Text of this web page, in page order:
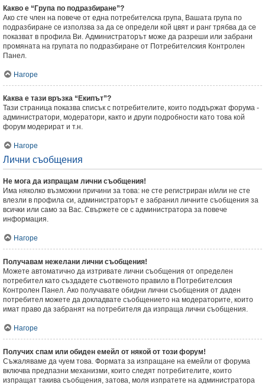
Какво е “Група по подразбиране”?
Ако сте член на повече от една потребителска група, Вашата група по
подразбиране се използва за да се определи кой цвят и ранг трябва да се
показват в профила Ви. Администраторът може да разреши или забрани
промяната на групата по подразбиране от Потребителския Контролен
Панел.
Нагоре
Каква е тази връзка “Екипът”?
Тази страница показва списък с потребителите, които поддържат форума -
администратори, модератори, както и други подробности като това кой
форум модерират и т.н.
Нагоре
Лични съобщения
Не мога да изпращам лични съобщения!
Има няколко възможни причини за това: не сте регистриран и/или не сте
влезли в профила си, администраторът е забранил личните съобщения за
всички или само за Вас. Свържете се с администратора за повече
информация.
Нагоре
Получавам нежелани лични съобщения!
Можете автоматично да изтривате лични съобщения от определен
потребител като създадете съотвеното правило в Потребителския
Контролен Панел. Ако получавате обидни лични съобщения от даден
потребител можете да докладвате съобщението на модераторите, които
имат право да забранят на потребителя да изпраща лични съобщения.
Нагоре
Получих спам или обиден емейл от някой от този форум!
Съжаляваме да чуем това. Формата за изпращане на емейли от форума
включва предпазни механизми, които следят потребителите, които
изпращат такива съобщения, затова, моля изпратете на администратора